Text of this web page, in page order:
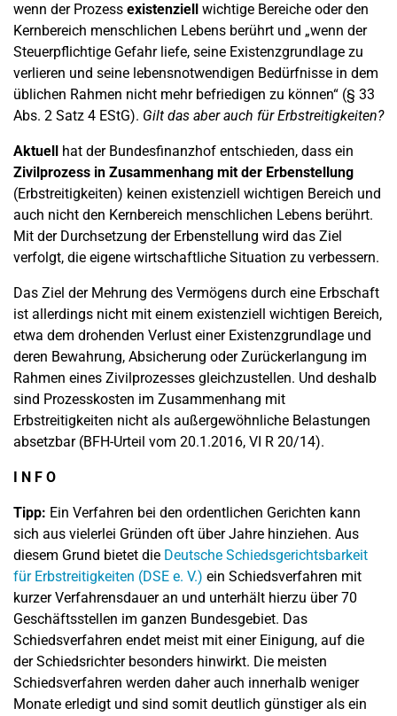
wenn der Prozess existenziell wichtige Bereiche oder den
Kernbereich menschlichen Lebens berührt und „wenn der
Steuerpflichtige Gefahr liefe, seine Existenzgrundlage zu
verlieren und seine lebensnotwendigen Bedürfnisse in dem
üblichen Rahmen nicht mehr befriedigen zu können“ (§ 33
Abs. 2 Satz 4 EStG). Gilt das aber auch für Erbstreitigkeiten?
Aktuell hat der Bundesfinanzhof entschieden, dass ein
Zivilprozess in Zusammenhang mit der Erbenstellung
(Erbstreitigkeiten) keinen existenziell wichtigen Bereich und
auch nicht den Kernbereich menschlichen Lebens berührt.
Mit der Durchsetzung der Erbenstellung wird das Ziel
verfolgt, die eigene wirtschaftliche Situation zu verbessern.
Das Ziel der Mehrung des Vermögens durch eine Erbschaft
ist allerdings nicht mit einem existenziell wichtigen Bereich,
etwa dem drohenden Verlust einer Existenzgrundlage und
deren Bewahrung, Absicherung oder Zurückerlangung im
Rahmen eines Zivilprozesses gleichzustellen. Und deshalb
sind Prozesskosten im Zusammenhang mit
Erbstreitigkeiten nicht als außergewöhnliche Belastungen
absetzbar (BFH-Urteil vom 20.1.2016, VI R 20/14).
I N F O
Tipp: Ein Verfahren bei den ordentlichen Gerichten kann
sich aus vielerlei Gründen oft über Jahre hinziehen. Aus
diesem Grund bietet die Deutsche Schiedsgerichtsbarkeit
für Erbstreitigkeiten (DSE e. V.) ein Schiedsverfahren mit
kurzer Verfahrensdauer an und unterhält hierzu über 70
Geschäftsstellen im ganzen Bundesgebiet. Das
Schiedsverfahren endet meist mit einer Einigung, auf die
der Schiedsrichter besonders hinwirkt. Die meisten
Schiedsverfahren werden daher auch innerhalb weniger
Monate erledigt und sind somit deutlich günstiger als ein